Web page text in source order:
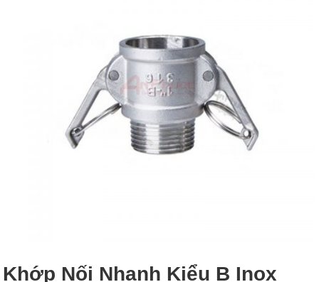
Khớp Nối Nhanh Kiểu B Inox